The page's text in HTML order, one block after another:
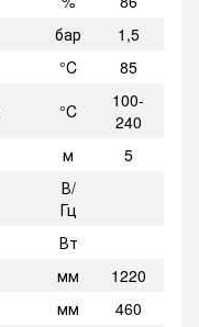
бар
1,5
°C
85
°C
100-
240
м
5
В/
Гц
Вт
мм
1220
мм
460